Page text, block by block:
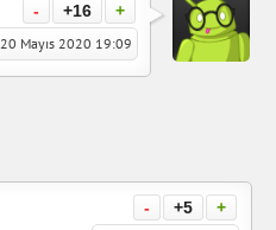
- +16 +
20 Mayıs 2020 19:09
- +5 +